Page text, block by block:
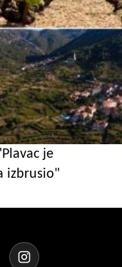
je
izbrusio"